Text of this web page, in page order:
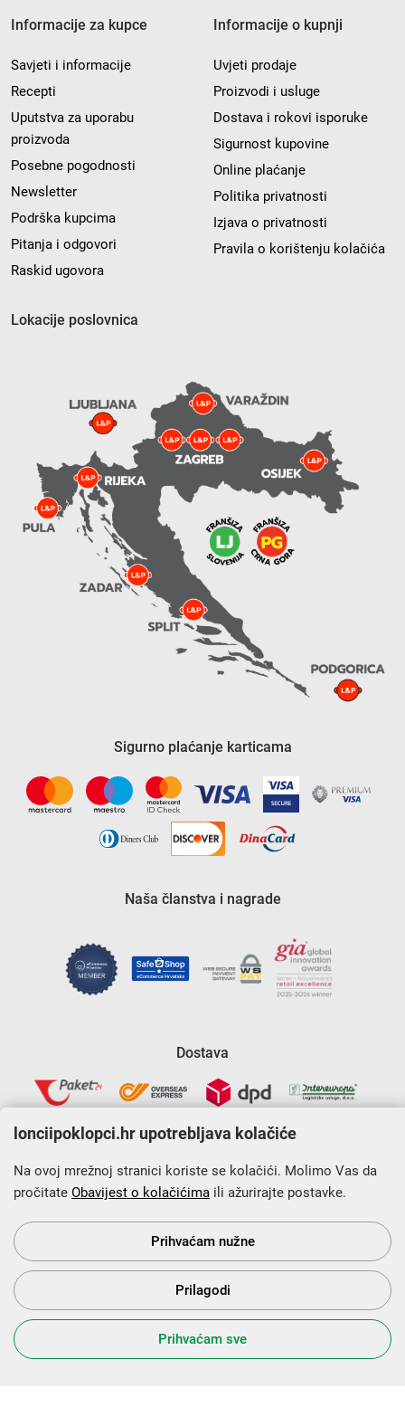
Informacije za kupce
Savjeti i informacije
Recepti
Uputstva za uporabu
proizvoda
Posebne pogodnosti
Newsletter
Podrška kupcima
Pitanja i odgovori
Raskid ugovora
Informacije o kupnji
Uvjeti prodaje
Proizvodi i usluge
Dostava i rokovi isporuke
Sigurnost kupovine
Online plaćanje
Politika privatnosti
Izjava o privatnosti
Pravila o korištenju kolačića
Lokacije poslovnica
Sigurno plaćanje karticama
Naša članstva i nagrade
Dostava
Krajnji primatelj financijskog instrumenta sufinanciranog iz
Europskog fonda za regionalni razvoj u sklopu Operativnog
programa „Konkurentnost i kohezija”.
s Vama od 2014. godine!
lonciipoklopci.hr upotrebljava kolačiće
Na ovoj mrežnoj stranici koriste se kolačići. Molimo Vas da
pročitate Obavijest o kolačićima ili ažurirajte postavke.
Prihvaćam nužne
Prilagodi
Prihvaćam sve